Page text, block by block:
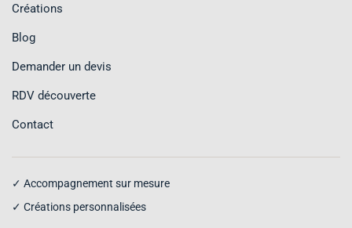
Créations
Blog
Demander un devis
RDV découverte
Contact
✓ Accompagnement sur mesure
✓ Créations personnalisées